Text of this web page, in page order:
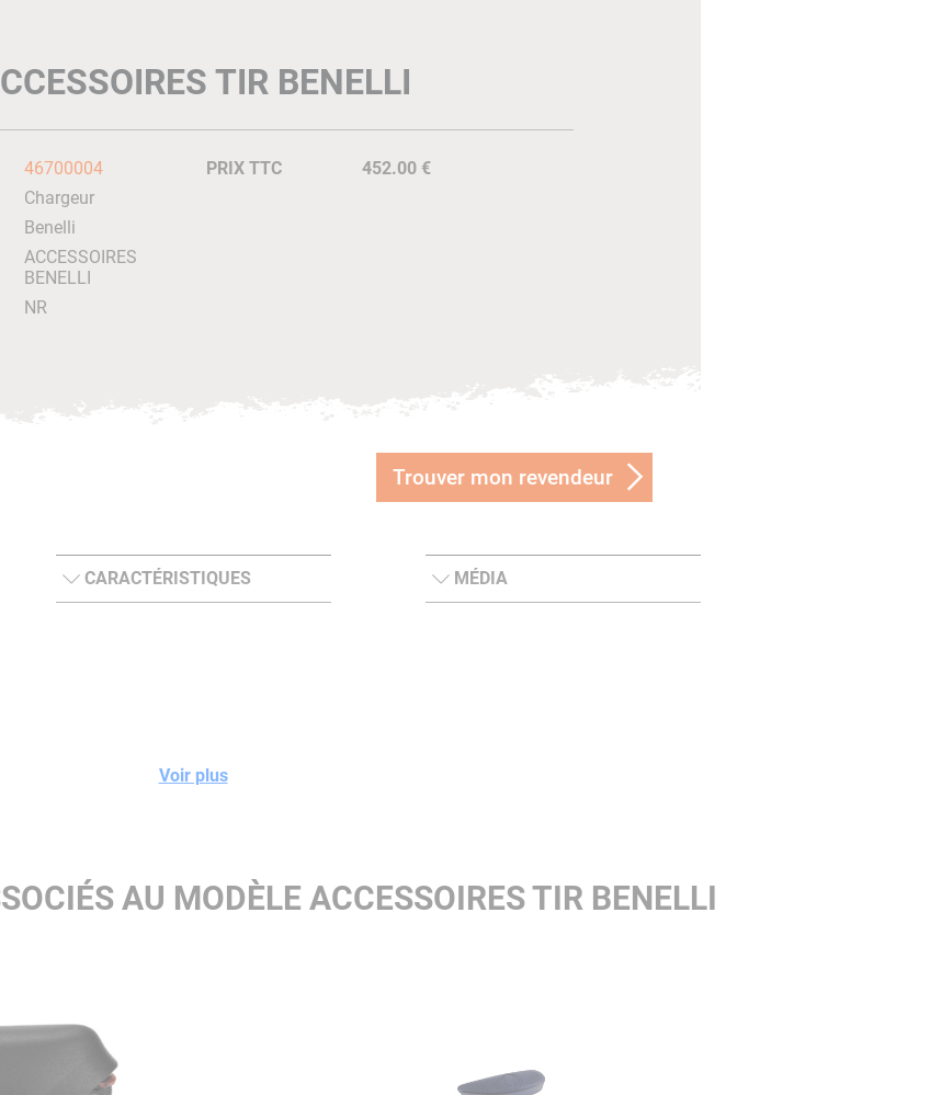
TIR BENELLI
46700004
Chargeur
Benelli
ACCESSOIRES
BENELLI
NR
PRIX TTC 452.00 €
Trouver mon revendeur
CARACTÉRISTIQUES MÉDIA
Voir plus
AU MODÈLE ACCESSOIRES TIR BENELLI